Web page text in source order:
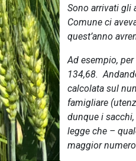
Sono arrivati gli
Comune ci
quest’anno
Ad esempio,
134,68.
calcolata sul
famigliare
dunque i
legge che –
maggior